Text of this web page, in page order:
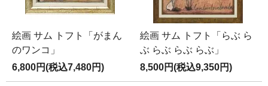
絵画 サム トフト「がまん
のワンコ」
6,800円(税込7,480円)
絵画 サム トフト「らぶ ら
ぶ らぶ らぶ らぶ」
8,500円(税込9,350円)